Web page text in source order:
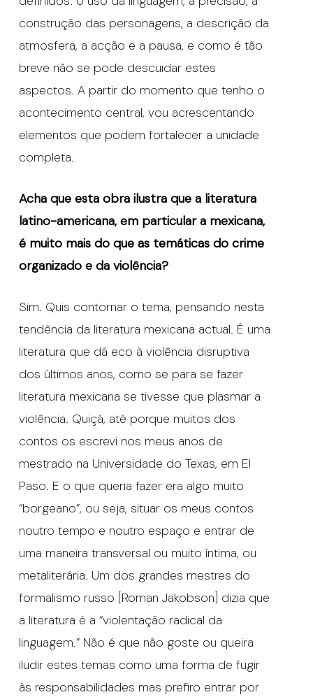
construção das personagens, a descrição da
atmosfera, a acção e a pausa, e como é tão
breve não se pode descuidar estes
aspectos. A partir do momento que tenho o
acontecimento central, vou acrescentando
elementos que podem fortalecer a unidade
completa.
Acha que esta obra ilustra que a literatura
latino-americana, em particular a mexicana,
é muito mais do que as temáticas do crime
organizado e da violência?
Sim. Quis contornar o tema, pensando nesta
tendência da literatura mexicana actual. É uma
literatura que dá eco à violência disruptiva
dos últimos anos, como se para se fazer
literatura mexicana se tivesse que plasmar a
violência. Quiçá, até porque muitos dos
contos os escrevi nos meus anos de
mestrado na Universidade do Texas, em El
Paso. E o que queria fazer era algo muito
“borgeano”, ou seja, situar os meus contos
noutro tempo e noutro espaço e entrar de
uma maneira transversal ou muito íntima, ou
metaliterária. Um dos grandes mestres do
formalismo russo [Roman Jakobson] dizia que
a literatura é a “violentação radical da
linguagem.” Não é que não goste ou queira
iludir estes temas como uma forma de fugir
às responsabilidades mas prefiro entrar por